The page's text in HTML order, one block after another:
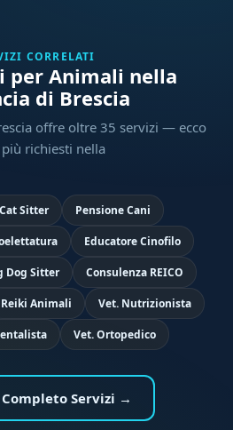
CORRELATI
per Animali nella
di Brescia
offre oltre 35 servizi — ecco
richiesti nella
Cat Sitter Pensione Cani
Educatore Cinofilo
Dog Sitter Consulenza REICO
Reiki Animali Vet. Nutrizionista
Vet. Ortopedico
Servizi →